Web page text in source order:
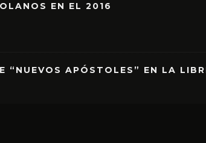
EN EL 2016
“NUEVOS APÓSTOLES” EN LA